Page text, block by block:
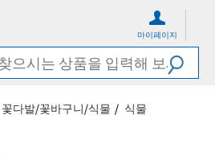
마이페이지
꽃다발/꽃바구니/식물 식물